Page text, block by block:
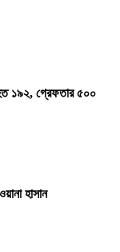
১৯২, গ্রেফতার ৫০০
হাসান